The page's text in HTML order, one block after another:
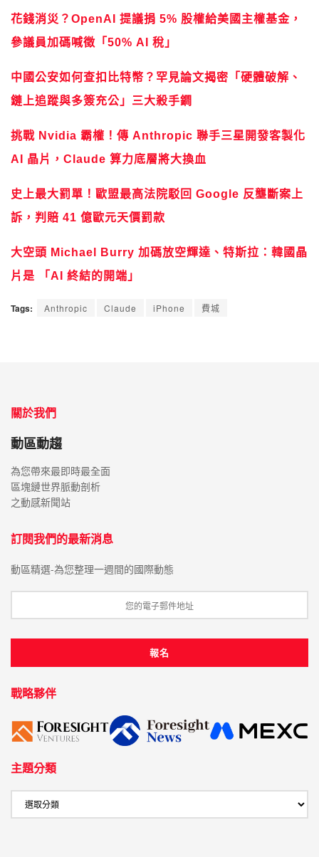
花錢消災？OpenAI 提議捐 5% 股權給美國主權基金，
參議員加碼喊徵「50% AI 稅」
中國公安如何查扣比特幣？罕見論文揭密「硬體破解、
鏈上追蹤與多簽充公」三大殺手鐧
挑戰 Nvidia 霸權！傳 Anthropic 聯手三星開發客製化
AI 晶片，Claude 算力底層將大換血
史上最大罰單！歐盟最高法院駁回 Google 反壟斷案上
訴，判賠 41 億歐元天價罰款
大空頭 Michael Burry 加碼放空輝達、特斯拉：韓國晶
片是 「AI 終結的開端」
Tags: Anthropic Claude iPhone 費城
關於我們
動區動趨
為您帶來最即時最全面
區塊鏈世界脈動剖析
之動感新聞站
訂閱我們的最新消息
動區精選-為您整理一週間的國際動態
戰略夥伴
主題分類